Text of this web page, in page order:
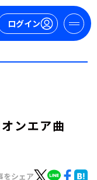
ログイン
ンエア曲
をシェア